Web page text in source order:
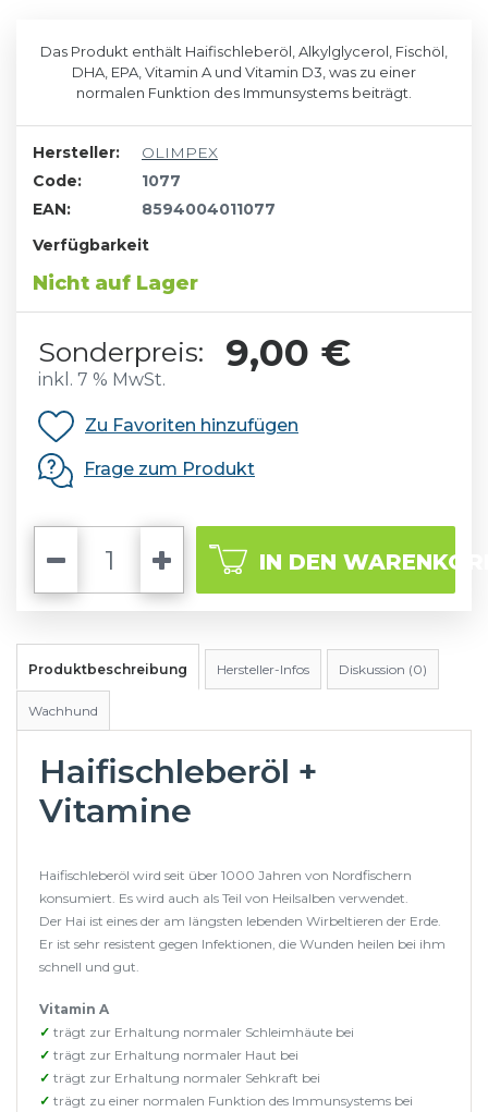
Das Produkt enthält Haifischleberöl, Alkylglycerol, Fischöl,
DHA, EPA, Vitamin A und Vitamin D3, was zu einer
normalen Funktion des Immunsystems beiträgt.
Hersteller:
OLIMPEX
Code:
1077
EAN:
8594004011077
Verfügbarkeit
Nicht auf Lager
Sonderpreis: 9,00 €
inkl. 7 % MwSt.
Zu Favoriten hinzufügen
Frage zum Produkt
IN DEN
Produktbeschreibung Hersteller-Infos Diskussion (0)
Wachhund
Haifischleberöl +
Vitamine
Haifischleberöl wird seit über 1000 Jahren von Nordfischern
konsumiert. Es wird auch als Teil von Heilsalben verwendet.
Der Hai ist eines der am längsten lebenden Wirbeltieren der Erde.
Er ist sehr resistent gegen Infektionen, die Wunden heilen bei ihm
schnell und gut.
Vitamin A
✓ trägt zur Erhaltung normaler Schleimhäute bei
✓ trägt zur Erhaltung normaler Haut bei
✓ trägt zur Erhaltung normaler Sehkraft bei
✓ trägt zu einer normalen Funktion des Immunsystems bei